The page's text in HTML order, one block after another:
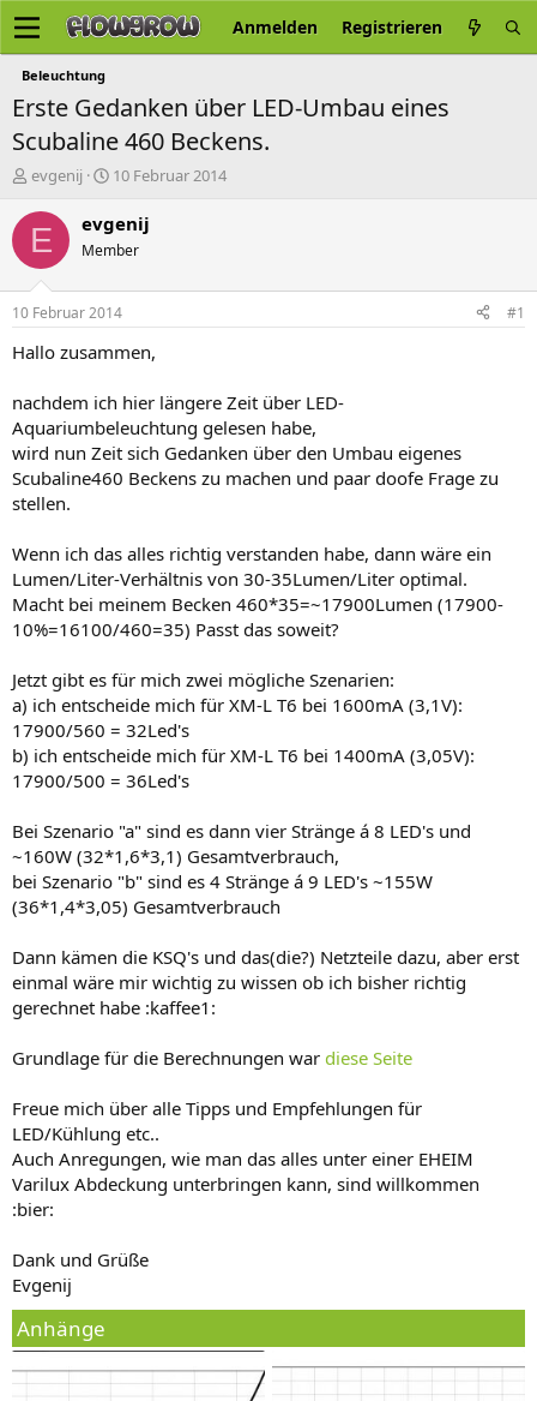
Anmelden Registrieren
Beleuchtung
Erste Gedanken über LED-Umbau eines
Scubaline 460 Beckens.
E
s
e
r
evgenij
E
s
t
e
t
a
10 Februar 2014
E evgenij
Member
10 Februar 2014 #1
Hallo zusammen,
nachdem ich hier längere Zeit über LED-
Aquariumbeleuchtung gelesen habe,
wird nun Zeit sich Gedanken über den Umbau eigenes
Scubaline460 Beckens zu machen und paar doofe Frage zu
stellen.
Wenn ich das alles richtig verstanden habe, dann wäre ein
Lumen/Liter-Verhältnis von 30-35Lumen/Liter optimal.
Macht bei meinem Becken 460*35=~17900Lumen (17900-
10%=16100/460=35) Passt das soweit?
Jetzt gibt es für mich zwei mögliche Szenarien:
a) ich entscheide mich für XM-L T6 bei 1600mA (3,1V):
17900/560 = 32Led's
b) ich entscheide mich für XM-L T6 bei 1400mA (3,05V):
17900/500 = 36Led's
Bei Szenario "a" sind es dann vier Stränge á 8 LED's und
~160W (32*1,6*3,1) Gesamtverbrauch,
bei Szenario "b" sind es 4 Stränge á 9 LED's ~155W
(36*1,4*3,05) Gesamtverbrauch
Dann kämen die KSQ's und das(die?) Netzteile dazu, aber erst
einmal wäre mir wichtig zu wissen ob ich bisher richtig
gerechnet habe :kaffee1:
Grundlage für die Berechnungen war diese Seite
Freue mich über alle Tipps und Empfehlungen für
LED/Kühlung etc..
Auch Anregungen, wie man das alles unter einer EHEIM
Varilux Abdeckung unterbringen kann, sind willkommen
:bier:
Dank und Grüße
Evgenij
Anhänge